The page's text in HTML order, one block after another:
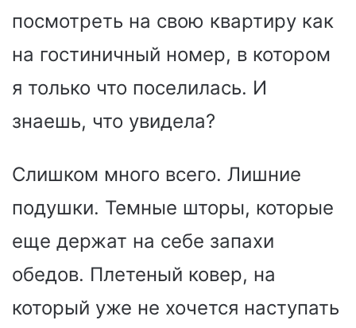
посмотреть на свою квартиру как
на гостиничный номер, в котором
я только что поселилась. И
знаешь, что увидела?
Слишком много всего. Лишние
подушки. Темные шторы, которые
еще держат на себе запахи
обедов. Плетеный ковер, на
который уже не хочется наступать